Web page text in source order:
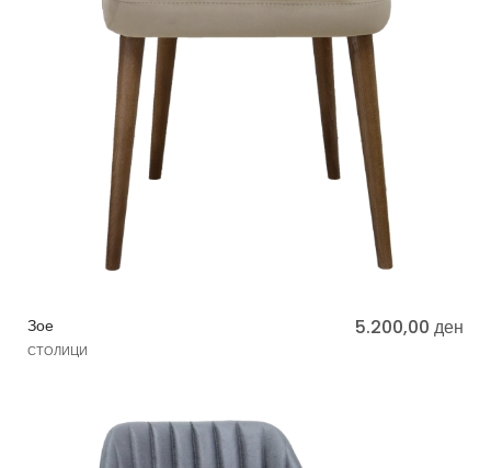
Зое
СТОЛИЦИ
5.200,00 ден